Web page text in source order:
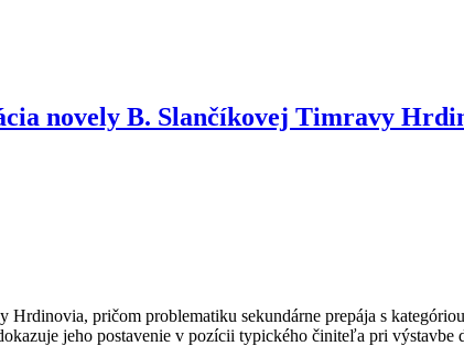
novely B. Slančíkovej Timravy
pričom problematiku sekundárne prepája s
jeho postavenie v pozícii typického činiteľa pri výstavbe